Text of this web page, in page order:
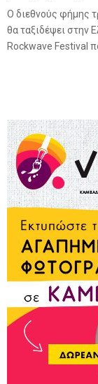
Ο διεθνούς φήμης
θα ταξιδέψει στην
Rockwave Festival